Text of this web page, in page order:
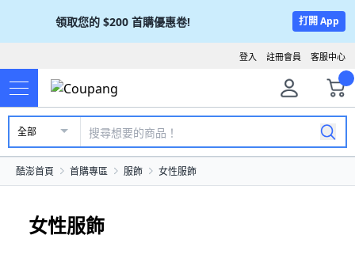
領取您的 $200 首購優惠卷! 打開 App
客服中心
註冊會員
登入
全部
酷澎首頁 首購專區 服飾 女性服飾
女性服飾